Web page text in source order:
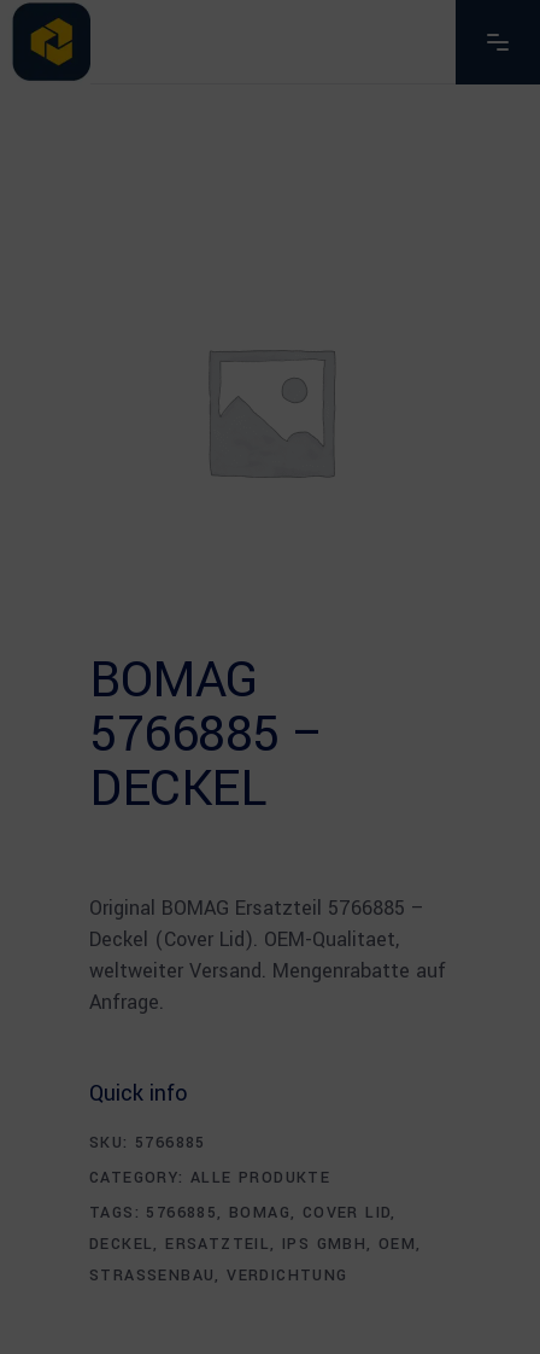
BOMAG
5766885 –
DECKEL
Original BOMAG Ersatzteil 5766885 –
Deckel (Cover Lid). OEM-Qualitaet,
weltweiter Versand. Mengenrabatte auf
Anfrage.
Quick info
SKU: 5766885
CATEGORY:ALLE PRODUKTE
TAGS: 5766885, BOMAG, COVER LID,
DECKEL, ERSATZTEIL, IPS GMBH, OEM,
STRASSENBAU,VERDICHTUNG